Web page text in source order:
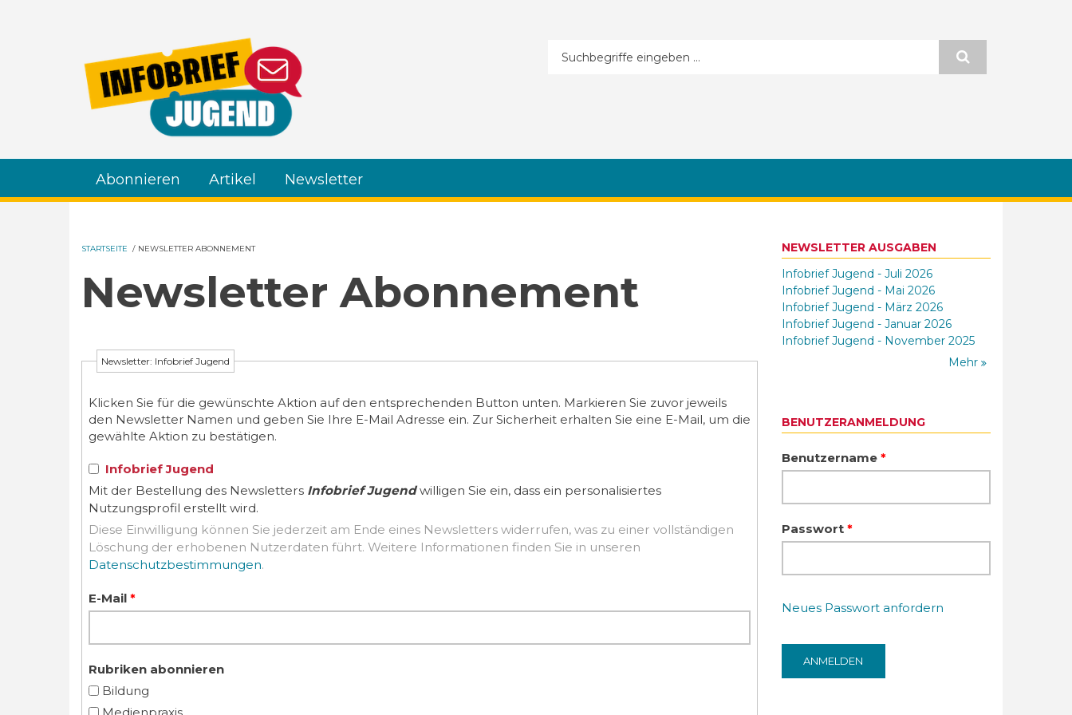
Suchformular
Abonnieren Artikel Newsletter
STARTSEITE / NEWSLETTER ABONNEMENT
Newsletter Abonnement
Newsletter: Infobrief Jugend
Klicken Sie für die gewünschte Aktion auf den entsprechenden Button unten. Markieren Sie zuvor jeweils
den Newsletter Namen und geben Sie Ihre E-Mail Adresse ein. Zur Sicherheit erhalten Sie eine E-Mail, um die
gewählte Aktion zu bestätigen.
Infobrief Jugend
Mit der Bestellung des Newsletters Infobrief Jugendwilligen Sie ein, dass ein personalisiertes
Nutzungsprofil erstellt wird.
Diese Einwilligung können Sie jederzeit am Ende eines Newsletters widerrufen, was zu einer vollständigen
Löschung der erhobenen Nutzerdaten führt. Weitere Informationen finden Sie in unseren
Datenschutzbestimmungen.
E-Mail *
Rubriken abonnieren
Bildung
NEWSLETTER AUSGABEN
Infobrief Jugend - Juli 2026
Infobrief Jugend - Mai 2026
Infobrief Jugend - März 2026
Infobrief Jugend - Januar 2026
Infobrief Jugend - November 2025
Mehr
BENUTZERANMELDUNG
Benutzername *
Passwort *
Neues Passwort anfordern